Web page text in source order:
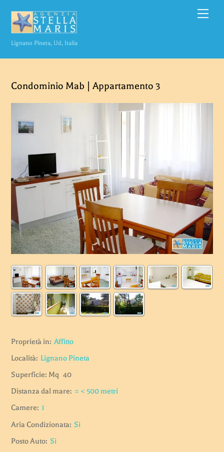
content
Lignano Pineta, Ud, Italia
Condominio Mab | Appartamento 3
Proprietà in: Affitto
Località: Lignano Pineta
Superficie: Mq 40
Distanza dal mare: = < 500 metri
Camere: 1
Aria Condizionata: Si
Posto Auto: Si